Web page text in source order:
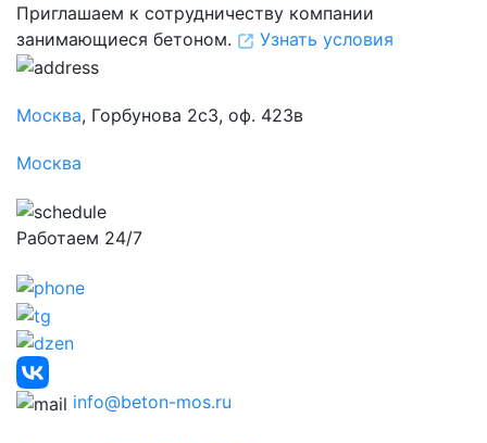
Приглашаем к сотрудничеству компании
занимающиеся бетоном.
Узнать условия
Москва, Горбунова 2с3, оф. 423в
Москва
Работаем 24/7
info@beton-mos.ru